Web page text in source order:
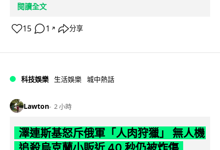
閱讀全文
15 1 ↗ 分享
科技娛樂 生活娛樂 城中熱話
Lawton 2 小時
澤連斯基怒斥俄軍「人肉狩獵」 無人機